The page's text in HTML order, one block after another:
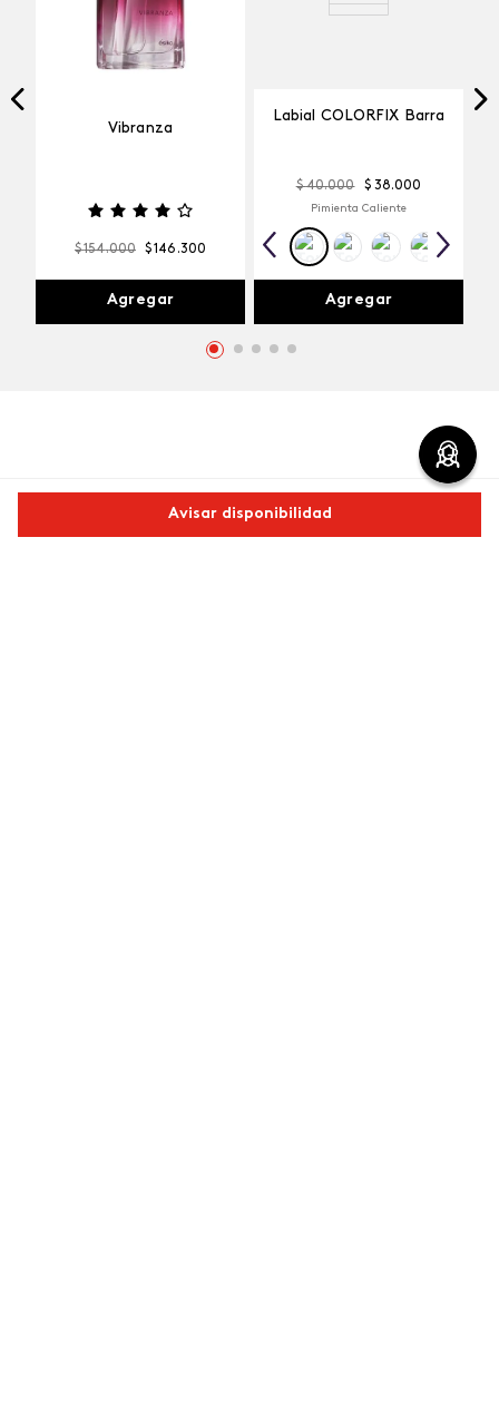
Avisar disponibilidad
Vibranza
$154.000 $146 .300
Agregar
Labial COLORFIX Barra
$ 40.000 $ 38.000
Pimienta Caliente
Agregar
Comentarios